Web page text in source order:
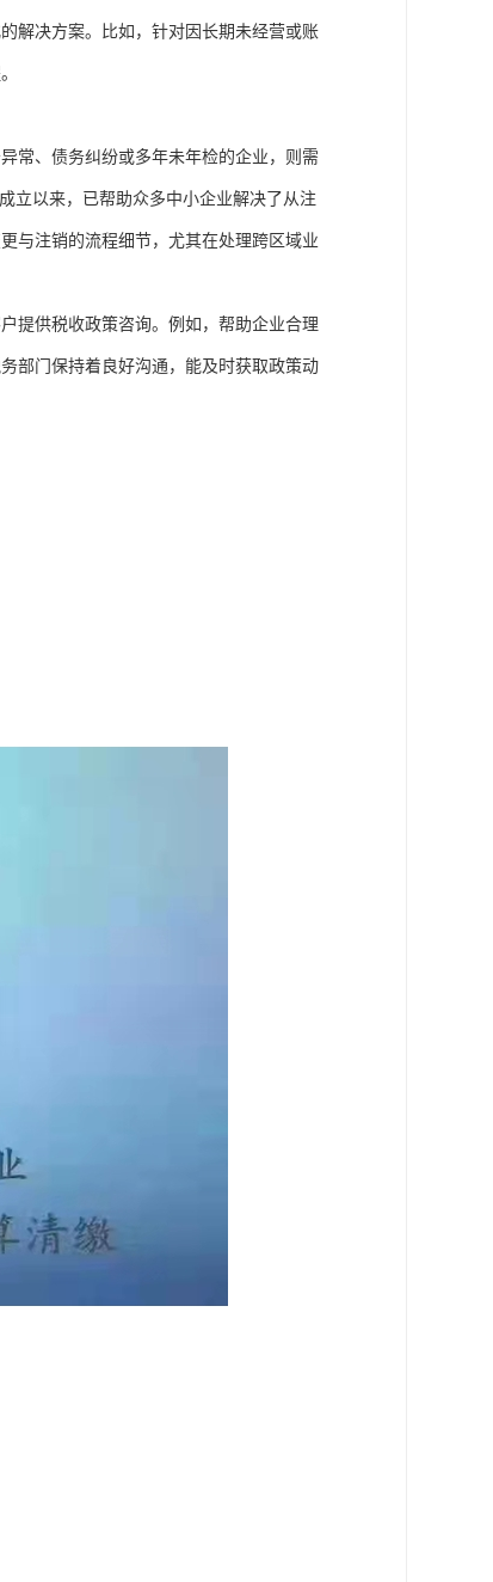
解决方案。比如，针对因长期未经营或账
常、债务纠纷或多年未年检的企业，则需
立以来，已帮助众多中小企业解决了从注
与注销的流程细节，尤其在处理跨区域业
提供税收政策咨询。例如，帮助企业合理
部门保持着良好沟通，能及时获取政策动